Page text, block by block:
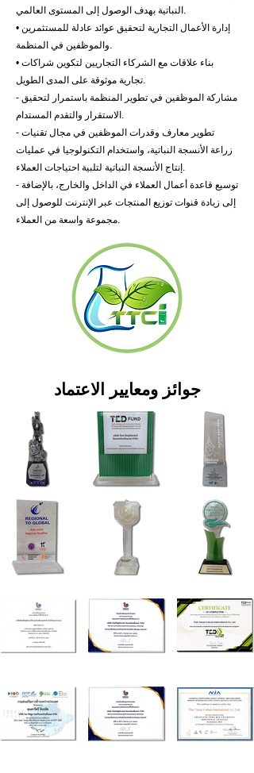
النباتية بهدف الوصول إلى المستوى العالمي.
• إدارة الأعمال التجارية لتحقيق عوائد عادلة للمستثمرين
والموظفين في المنظمة.
• بناء علاقات مع الشركاء التجاريين لتكوين شراكات
تجارية موثوقة على المدى الطويل.
- مشاركة الموظفين في تطوير المنظمة باستمرار لتحقيق
الاستقرار والتقدم المستدام.
- تطوير معارف وقدرات الموظفين في مجال تقنيات
زراعة الأنسجة النباتية، واستخدام التكنولوجيا في عمليات
إنتاج الأنسجة النباتية لتلبية احتياجات العملاء.
- توسيع قاعدة أعمال العملاء في الداخل والخارج، بالإضافة
إلى زيادة قنوات توزيع المنتجات عبر الإنترنت للوصول إلى
مجموعة واسعة من العملاء.
جوائز ومعايير الاعتماد